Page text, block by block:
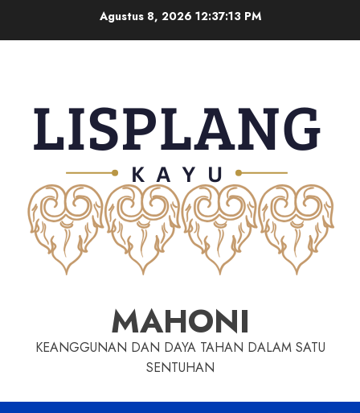
Agustus 8, 2026 12:37:13 PM
MAHONI
KEANGGUNAN DAN DAYA TAHAN DALAM SATU
SENTUHAN